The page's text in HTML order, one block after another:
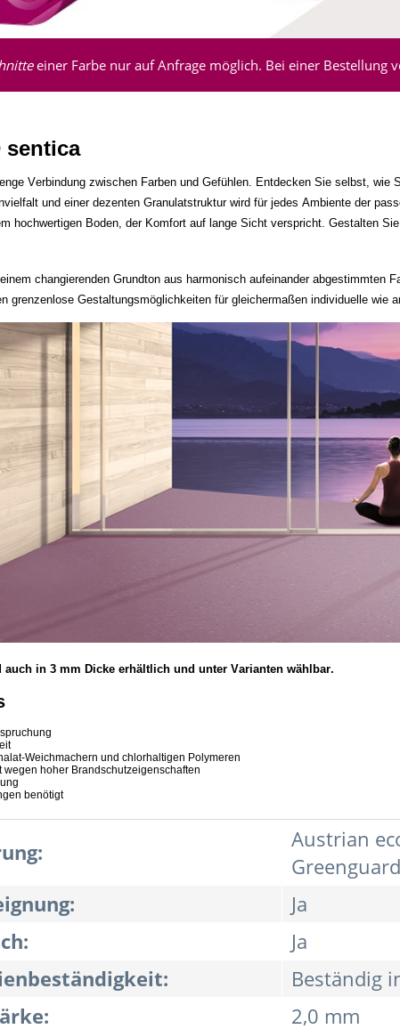
einer Farbe nur auf Anfrage möglich. Bei einer Bestellung
sentica
Verbindung zwischen Farben und Gefühlen. Entdecken Sie selbst,
und einer dezenten Granulatstruktur wird für jedes Ambiente der
hochwertigen Boden, der Komfort auf lange Sicht verspricht. Gestalten
changierenden Grundton aus harmonisch aufeinander
grenzenlose Gestaltungsmöglichkeiten für gleichermaßen individuelle wie
auch in 3 mm Dicke erhältlich und unter Varianten wählbar.
Weichmachern und chlorhaltigen Polymeren
wegen hoher Brandschutzeigenschaften
benötigt
Austrian
Ja
Ja
Beständig
2,0 mm